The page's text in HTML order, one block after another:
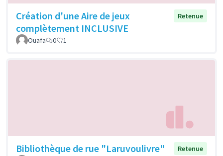
Création d'une Aire de jeux
complètement INCLUSIVE
Retenue
Ouafa 0 1
Bibliothèque de rue "Laruvoulivre" Retenue